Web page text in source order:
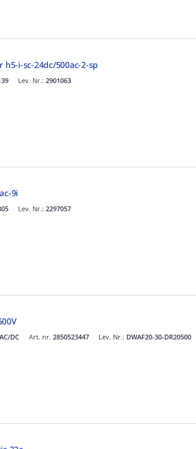
i-sc-24dc/500ac-2-sp
Lev. Nr.: 2901063
9i
Lev. Nr.: 2297057
Art. nr. 2850523447
DC Lev. Nr.: DWAF20-30-DR20500